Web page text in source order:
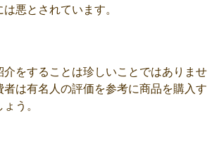
悪とされています。
をすることは珍しいことではありませ
者は有名人の評価を参考に商品を購入す
う。